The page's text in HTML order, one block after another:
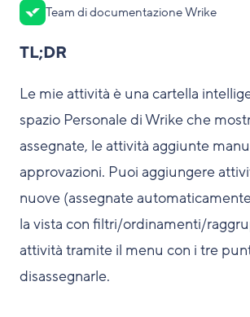
Team di documentazione Wrike
TL;DR
Le mie attività è una cartella
spazio Personale di Wrike che
assegnate, le attività aggiunte
approvazioni. Puoi aggiungere
nuove (assegnate
la vista con filtri/ordinamenti/
attività tramite il menu con i tre
disassegnarle.